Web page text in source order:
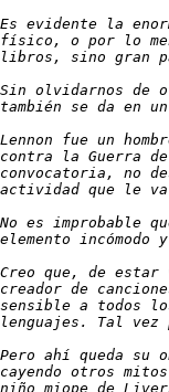
Es evidente la
físico, o por lo
libros, sino gran
Sin olvidarnos de
también se da en
Lennon fue un
contra la Guerra
convocatoria, no
actividad que le
No es improbable
elemento
Creo que, de estar
creador de
sensible a todos
lenguajes. Tal
Pero ahí queda su
cayendo otros
niño miope de